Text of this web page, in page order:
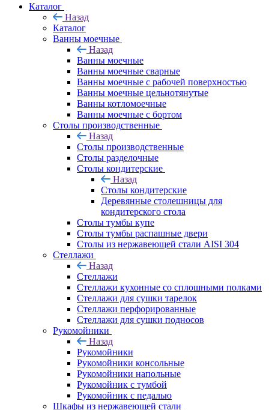
Каталог
Назад
Каталог
Ванны моечные
Назад
Ванны моечные
Ванны моечные сварные
Ванны моечные с рабочей поверхностью
Ванны моечные цельнотянутые
Ванны котломоечные
Ванны моечные с бортом
Столы производственные
Назад
Столы производственные
Столы разделочные
Столы кондитерские
Назад
Столы кондитерские
Деревянные столешницы для
кондитерского стола
Столы тумбы купе
Столы тумбы распашные двери
Столы из нержавеющей стали AISI 304
Стеллажи
Назад
Стеллажи
Стеллажи кухонные со сплошными полками
Стеллажи для сушки тарелок
Стеллажи перфорированные
Стеллажи для сушки подносов
Рукомойники
Назад
Рукомойники
Рукомойники консольные
Рукомойники напольные
Рукомойник с тумбой
Рукомойник с педалью
Шкафы из нержавеющей стали